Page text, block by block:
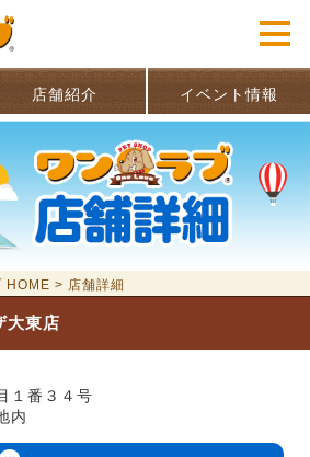
店舗紹介 イベント情報
HOME > 店舗詳細
大東店
１番３４号
内